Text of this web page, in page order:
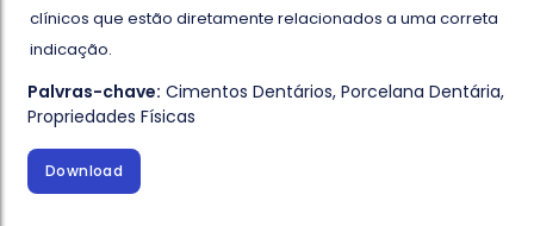
clínicos que estão diretamente relacionados a uma correta
indicação.
Palvras-chave: Cimentos Dentários,Porcelana Dentária,
Propriedades Físicas
Download